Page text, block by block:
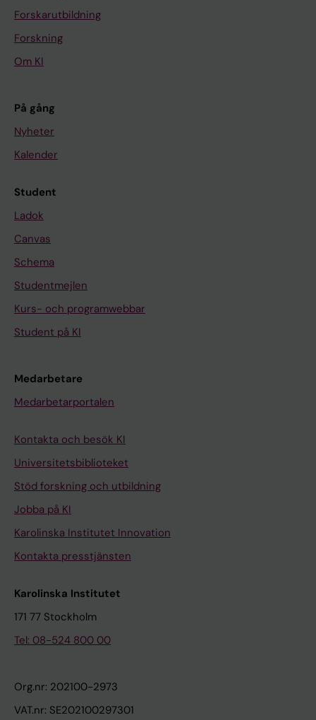
Forskarutbildning
Forskning
Om KI
På gång
Nyheter
Kalender
Student
Ladok
Canvas
Schema
Studentmejlen
Kurs- och programwebbar
Student på KI
Medarbetare
Medarbetarportalen
Kontakta och besök KI
Universitetsbiblioteket
Stöd forskning och utbildning
Jobba på KI
Karolinska Institutet Innovation
Kontakta presstjänsten
Karolinska Institutet
171 77 Stockholm
Tel: 08-524 800 00
Org.nr: 202100-2973
VAT.nr: SE202100297301